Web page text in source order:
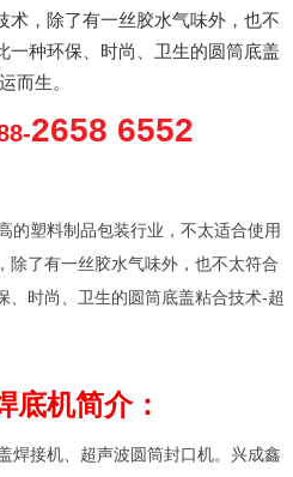
术，除了有一丝胶水气味外，也不
一种环保、时尚、卫生的圆筒底盖
而生。
2658 6552
塑料制品包装行业，不太适合使用
除了有一丝胶水气味外，也不太符合
、时尚、卫生的圆筒底盖粘合技术-超
底机简介：
接机、超声波圆筒封口机。兴成鑫